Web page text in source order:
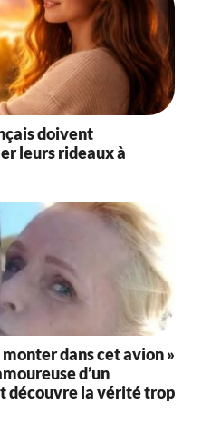
doivent
leurs rideaux à
monter dans cet avion »
d’un
découvre la vérité trop